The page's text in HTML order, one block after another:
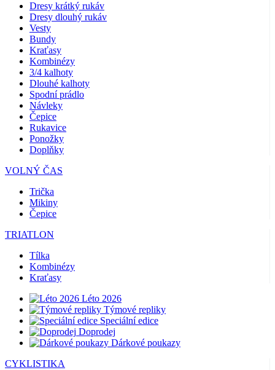
Dresy krátký rukáv
Dresy dlouhý rukáv
Vesty
Bundy
Kraťasy
Kombinézy
3/4 kalhoty
Dlouhé kalhoty
Spodní prádlo
Návleky
Čepice
Rukavice
Ponožky
Doplňky
VOLNÝ ČAS
Trička
Mikiny
Čepice
TRIATLON
Tílka
Kombinézy
Kraťasy
Léto 2026
Týmové repliky
Speciální edice
Doprodej
Dárkové poukazy
CYKLISTIKA